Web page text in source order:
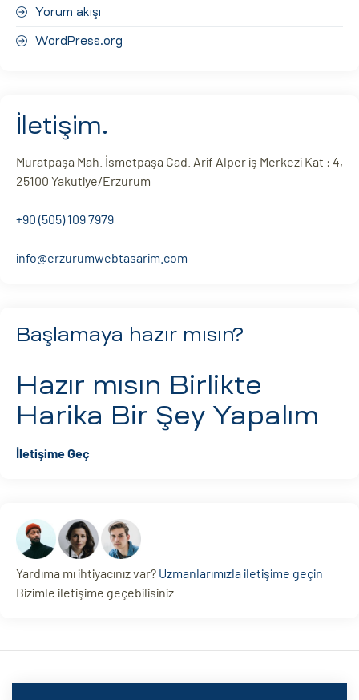
Yorum akışı
WordPress.org
İletişim.
Muratpaşa Mah. İsmetpaşa Cad. Arif Alper iş Merkezi Kat : 4,
25100 Yakutiye/Erzurum
+90 (505) 109 7979
info@erzurumwebtasarim.com
Başlamaya hazır mısın?
Hazır mısın Birlikte
Harika Bir Şey Yapalım
İletişime Geç
Yardıma mı ihtiyacınız var? Uzmanlarımızla iletişime geçin
Bizimle iletişime geçebilisiniz